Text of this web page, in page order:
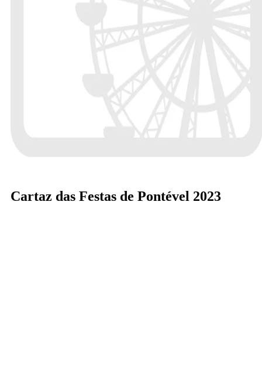
Cartaz das Festas de Pontével 2023